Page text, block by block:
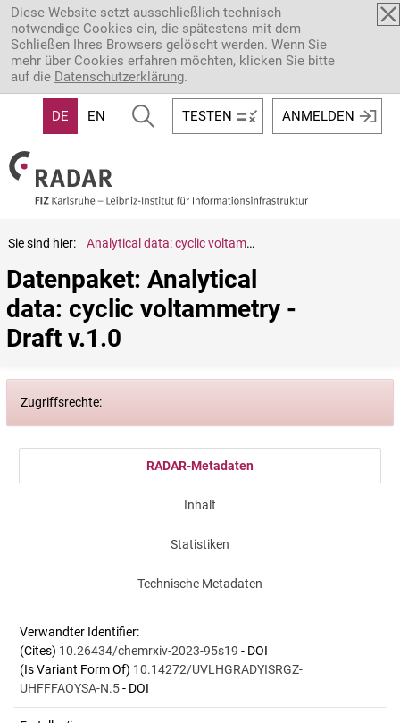
Direkt zum Inhalt
Diese Website setzt ausschließlich technisch
notwendige Cookies ein, die spätestens mit dem
Schließen Ihres Browsers gelöscht werden. Wenn Sie
mehr über Cookies erfahren möchten, klicken Sie bitte
auf die Datenschutzerklärung.
DE EN TESTEN ANMELDEN
Sie sind hier: Analytical data: cyclic voltammetry - Draft v.1.0
Datenpaket: Analytical
data: cyclic voltammetry -
Draft v.1.0
Zugriffsrechte:
RADAR-Metadaten
Inhalt
Statistiken
Technische Metadaten
Verwandter Identifier:
(Cites) 10.26434/chemrxiv-2023-95s19 - DOI
(Is Variant Form Of) 10.14272/UVLHGRADYISRGZ-
UHFFFAOYSA-N.5- DOI